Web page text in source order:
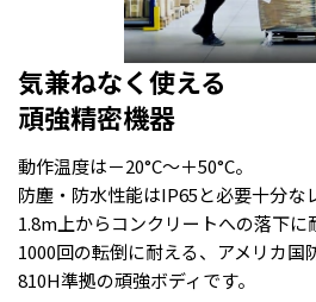
気兼ねなく使える
頑強精密機器
動作温度は－20°C～＋50°C。
防塵・防水性能はIP65と必要十分な
1.8m上からコンクリートへの落下に
1000回の転倒に耐える、アメリカ国
810H準拠の頑強ボディです。